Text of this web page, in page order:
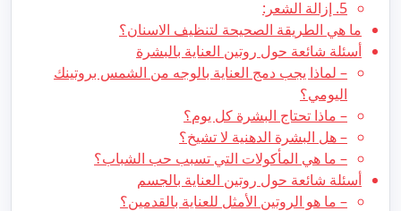
5. إزالة الشعر:
ما هي الطريقة الصحيحة لتنظيف الاسنان؟
أسئلة شائعة حول روتين العناية بالبشرة
– لماذا يجب دمج العناية بالوجه من الشمس بروتينك
اليومي؟
– ماذا تحتاج البشرة كل يوم؟
– هل البشرة الدهنية لا تشيخ؟
– ما هي المأكولات التي تسبب حب الشباب؟
أسئلة شائعة حول روتين العناية بالجسم
– ما هو الروتين الأمثل للعناية بالقدمين؟